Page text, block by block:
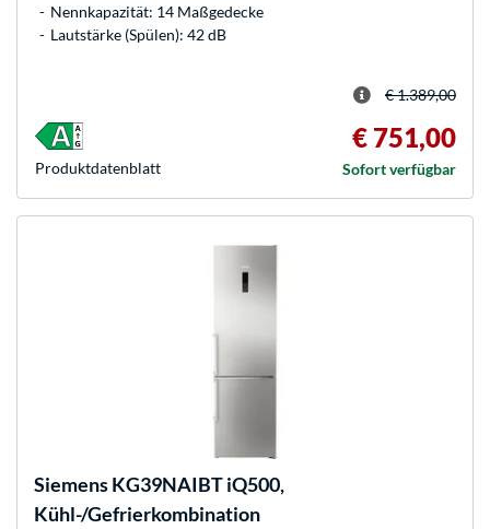
Nennkapazität: 14 Maßgedecke
Lautstärke (Spülen): 42 dB
€ 1.389,00
€ 751,00
Sofort verfügbar
Produkt­datenblatt
SiemensKG39NAIBT iQ500,
Kühl-/Gefrierkombination